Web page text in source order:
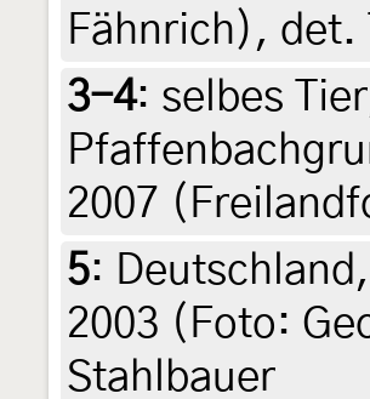
Fähnrich), det.
3-4: selbes
2007
5:
2003 (Foto:
Stahlbauer